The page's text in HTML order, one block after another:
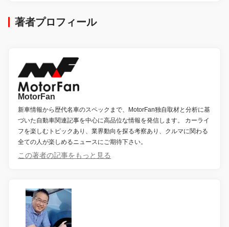
著者プロフィール
MotorFan
新車情報から歴代名車のスペックまで、MotorFan独自取材と分析に基
づいた自動車関連記事を中心に高品位な情報を発信します。 カーライ
フを楽しむトピックあり、業界動向を探る考察あり、クルマに関わる
全ての人が楽しめるニュースにご期待下さい。
この著者の記事をもっと見る